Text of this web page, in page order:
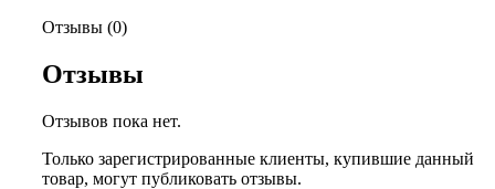
Отзывы (0)
Отзывы
Отзывов пока нет.
Только зарегистрированные клиенты, купившие данный
товар, могут публиковать отзывы.